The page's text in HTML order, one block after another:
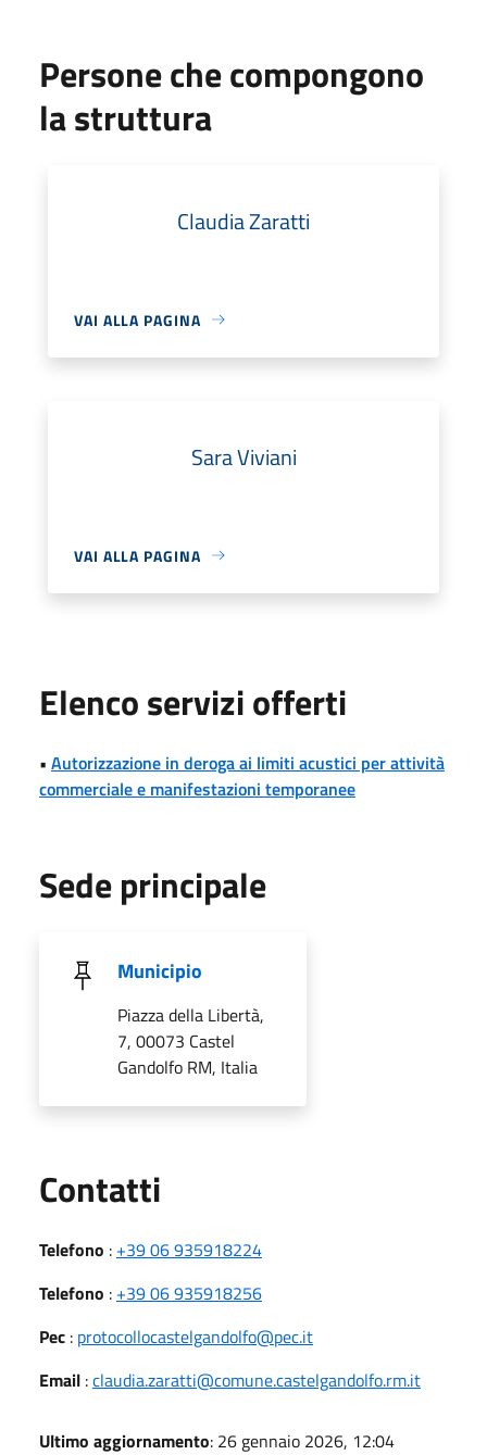
Persone che compongono
la struttura
Claudia Zaratti
VAI ALLA PAGINA
Sara Viviani
VAI ALLA PAGINA
Elenco servizi offerti
• Autorizzazione in deroga ai limiti acustici per attività
commerciale e manifestazioni temporanee
Sede principale
Municipio
Piazza della Libertà,
7, 00073 Castel
Gandolfo RM, Italia
Contatti
Telefono : +39 06 935918224
Telefono : +39 06 935918256
Pec : protocollocastelgandolfo@pec.it
Email :claudia.zaratti@comune.castelgandolfo.rm.it
Ultimo aggiornamento: 26 gennaio 2026, 12:04